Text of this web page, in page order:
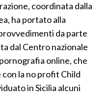
coordinata dalla
ha portato alla
da parte
dal Centro nazionale
online, che
la no profit Child
in Sicilia alcuni